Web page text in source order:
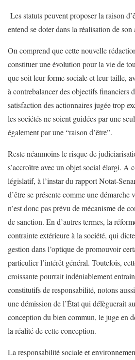
Les statuts peuvent proposer la raison
entend se doter dans la réalisation de
On comprend que cette nouvelle
constituer une évolution pour la vie de
que soit leur forme sociale et leur taille,
à contrebalancer des objectifs financiers
satisfaction des actionnaires jugée trop
les sociétés ne soient guidées par une
également par une “raison d’être”.
Reste néanmoins le risque de
s’accroître avec un objet social élargi. A
législatif, à l’instar du rapport Notat-
d’être se présente comme une démarche
n’est donc pas prévu de mécanisme de
de sanction. En d’autres termes, la
contrainte extérieure à la société, qui
gestion dans l’optique de promouvoir
particulier l’intérêt général. Toutefois,
croissante pourrait indéniablement
constitutifs de responsabilité, notons
une démission de l’État qui délèguerait
conception du bien commun, le juge en
la réalité de cette conception.
La responsabilité sociale et